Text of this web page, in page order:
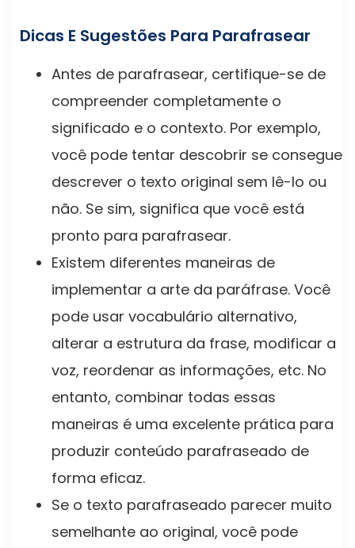
Dicas E Sugestões Para Parafrasear
Antes de parafrasear, certifique-se de
compreender completamente o
significado e o contexto. Por exemplo,
você pode tentar descobrir se consegue
descrever o texto original sem lê-lo ou
não. Se sim, significa que você está
pronto para parafrasear.
Existem diferentes maneiras de
implementar a arte da paráfrase. Você
pode usar vocabulário alternativo,
alterar a estrutura da frase, modificar a
voz, reordenar as informações, etc. No
entanto, combinar todas essas
maneiras é uma excelente prática para
produzir conteúdo parafraseado de
forma eficaz.
Se o texto parafraseado parecer muito
semelhante ao original, você pode